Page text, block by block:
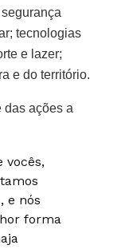
tecnologias
e lazer;
e do território.
das ações a
vocês,
e nós
forma